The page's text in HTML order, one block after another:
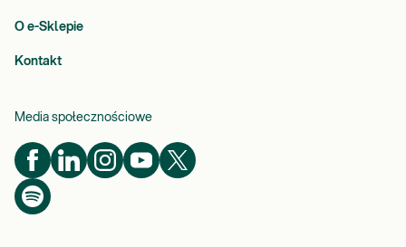
O e-Sklepie
Kontakt
Media społecznościowe